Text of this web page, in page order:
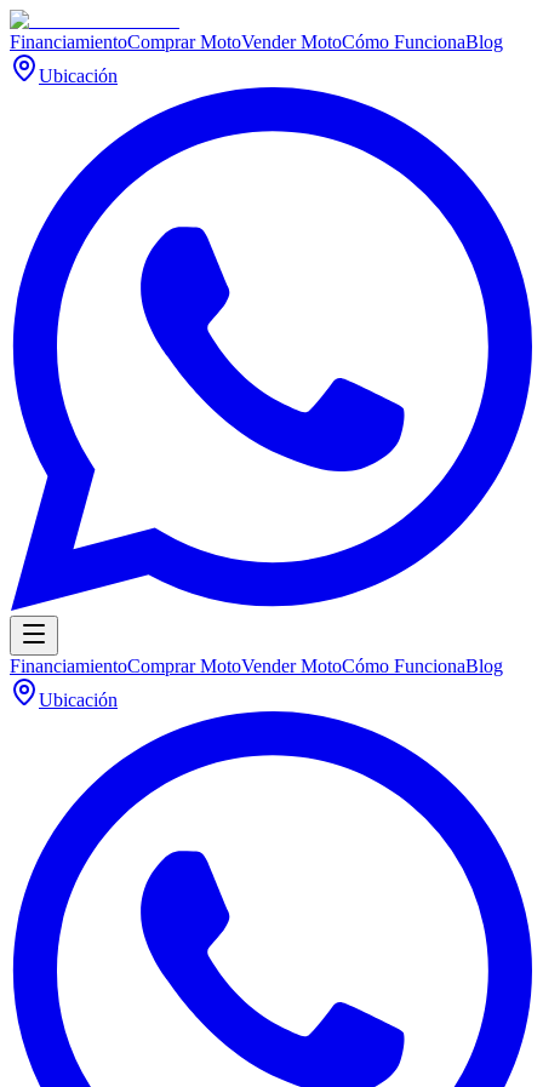
FinanciamientoComprar MotoVender MotoCómo FuncionaBlog
Ubicación
FinanciamientoComprar MotoVender MotoCómo FuncionaBlog
Ubicación